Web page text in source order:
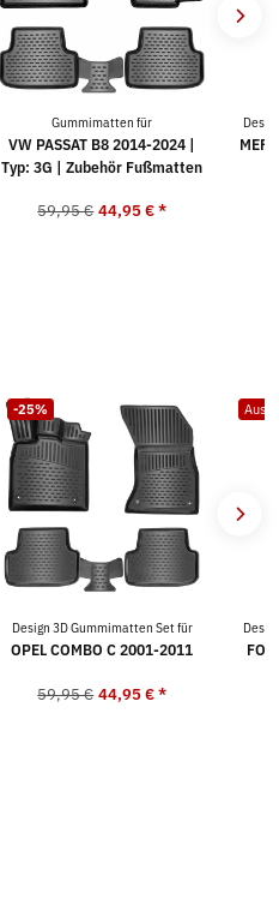
Gummimatten für
VW PASSAT B8 2014-2024 |
Typ: 3G | Zubehör Fußmatten
59,95 € 44,95 €*
-25%
Design 3D Gummimatten Set für
OPEL COMBO C 2001-2011
59,95 € 44,95 €*